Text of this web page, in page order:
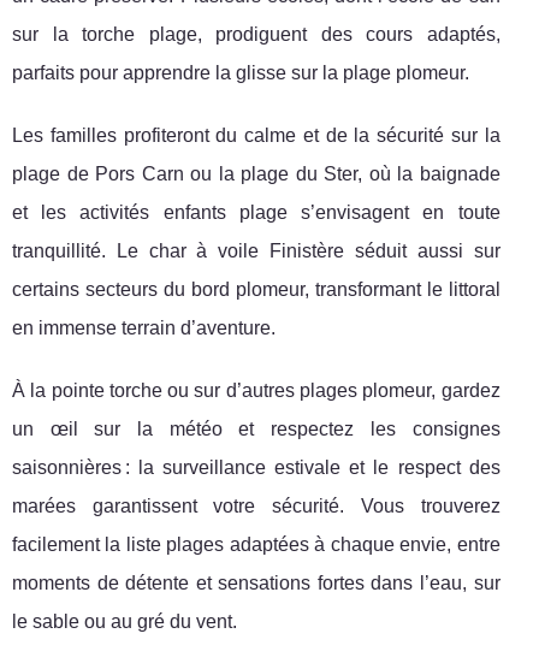
sur la torche plage, prodiguent des cours adaptés,
parfaits pour apprendre la glisse sur la plage plomeur.
Les familles profiteront du calme et de la sécurité sur la
plage de Pors Carn ou la plage du Ster, où la baignade
et les activités enfants plage s’envisagent en toute
tranquillité. Le char à voile Finistère séduit aussi sur
certains secteurs du bord plomeur, transformant le littoral
en immense terrain d’aventure.
À la pointe torche ou sur d’autres plages plomeur, gardez
un œil sur la météo et respectez les consignes
saisonnières : la surveillance estivale et le respect des
marées garantissent votre sécurité. Vous trouverez
facilement la liste plages adaptées à chaque envie, entre
moments de détente et sensations fortes dans l’eau, sur
le sable ou au gré du vent.